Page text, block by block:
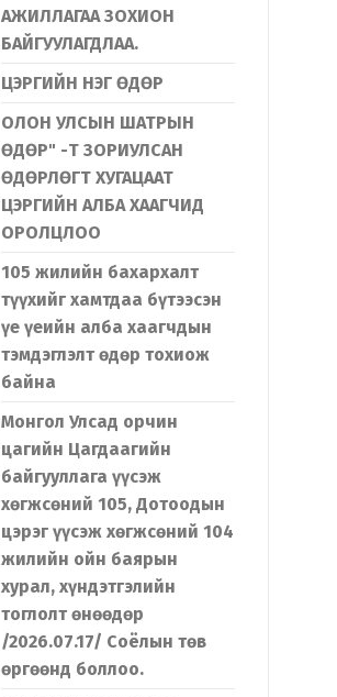
АЖИЛЛАГАА ЗОХИОН
БАЙГУУЛАГДЛАА.
ЦЭРГИЙН НЭГ ӨДӨР
ОЛОН УЛСЫН ШАТРЫН
ӨДӨР" -Т ЗОРИУЛСАН
ӨДӨРЛӨГТ ХУГАЦААТ
ЦЭРГИЙН АЛБА ХААГЧИД
ОРОЛЦЛОО
105 жилийн бахархалт
түүхийг хамтдаа бүтээсэн
үе үеийн алба хаагчдын
тэмдэглэлт өдөр тохиож
байна
Монгол Улсад орчин
цагийн Цагдаагийн
байгууллага үүсэж
хөгжсөний 105, Дотоодын
цэрэг үүсэж хөгжсөний 104
жилийн ойн баярын
хурал, хүндэтгэлийн
тоглолт өнөөдөр
/2026.07.17/ Соёлын төв
өргөөнд боллоо.